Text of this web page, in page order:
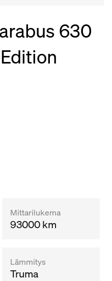
630
Mittarilukema
93000 km
Lämmitys
Truma